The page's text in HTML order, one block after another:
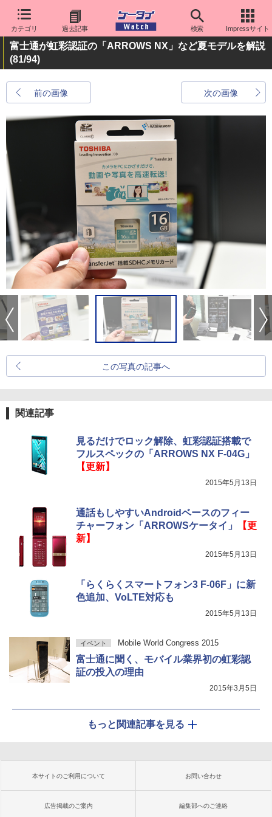
カテゴリ 過去記事 検索 Impressサイト
富士通が虹彩認証の「ARROWS NX」など夏モデルを解説
(81/94)
前の画像 次の画像
この写真の記事へ
関連記事
見るだけでロック解除、虹彩認証搭載で
フルスペックの「ARROWS NX F-04G」
【更新】
2015年5月13日
通話もしやすいAndroidベースのフィー
チャーフォン「ARROWSケータイ」
【更
新】
2015年5月13日
「らくらくスマートフォン3 F-06F」に新
色追加、VoLTE対応も
2015年5月13日
イベント Mobile World Congress 2015
富士通に聞く、モバイル業界初の虹彩認
証の投入の理由
2015年3月5日
もっと関連記事を見る
本サイトのご利用について お問い合わせ
広告掲載のご案内 編集部へのご連絡